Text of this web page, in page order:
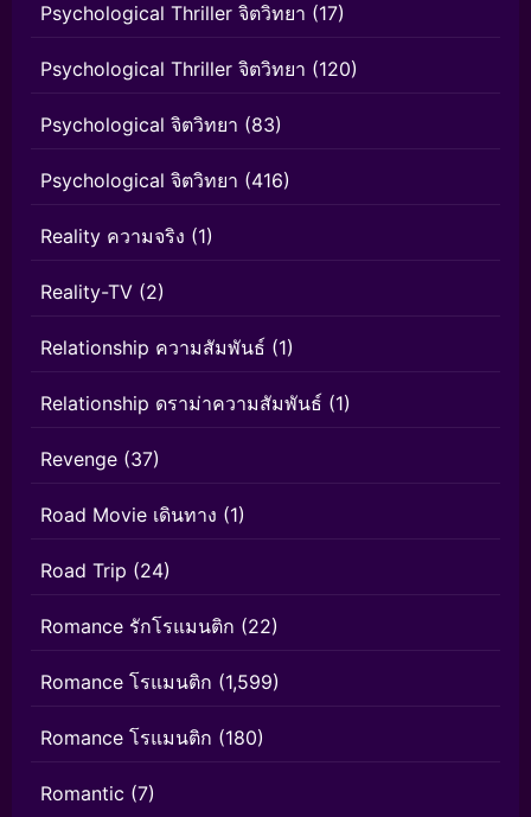
Psychological Thriller จิตวิทยา (17)
Psychological Thriller จิตวิทยา (120)
Psychological จิตวิทยา (83)
Psychological จิตวิทยา (416)
Reality ความจริง (1)
Reality-TV (2)
Relationship ความสัมพันธ์ (1)
Relationship ดราม่าความสัมพันธ์ (1)
Revenge (37)
Road Movie เดินทาง (1)
Road Trip (24)
Romance รักโรแมนติก (22)
Romance โรแมนติก (1,599)
Romance โรแมนติก (180)
Romantic (7)